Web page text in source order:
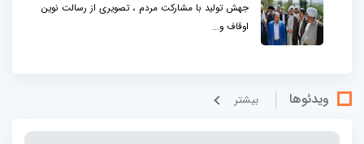
جهش تولید با مشارکت مردم ، تصویری از رسالت نوین
اوقاف و...
ویدئوها بيشتر